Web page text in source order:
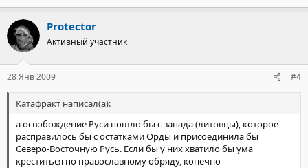
Protector
Активный участник
28 Янв 2009 #4
Катафракт написал(а):
а освобождение Руси пошло бы с запада (литовцы), которое
расправилось бы с остатками Орды и присоединила бы
Северо-Восточную Русь. Если бы у них хватило бы ума
креститься по православному обряду, конечно